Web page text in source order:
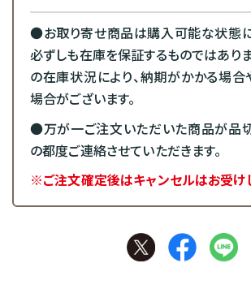
●お取り寄せ商品は購入可能な状態に
必ずしも在庫を保証するものではあり
の在庫状況により、納期がかかる場合
場合がございます。
●万が一ご注文いただいた商品が品
の都度ご連絡させていただきます。
※ご注文確定後はキャンセルはお受け